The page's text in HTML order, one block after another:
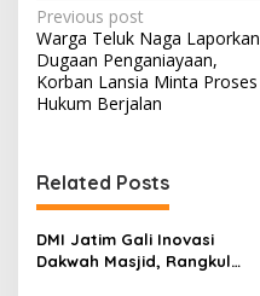
P
o
s
t
a
v
i
Previous post
Warga Teluk Naga Laporkan
Dugaan Penganiayaan,
Korban Lansia Minta Proses
Hukum Berjalan
Related Posts
DMI Jatim Gali Inovasi
Dakwah Masjid, Rangkul